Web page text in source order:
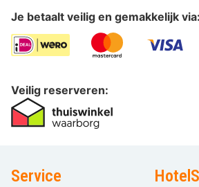
Je betaalt veilig en gemakkelijk via:
Veilig reserveren:
Service